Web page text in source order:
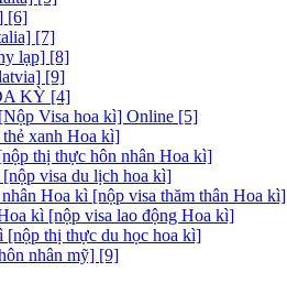
[6]
[7]
lạp] [8]
[9]
KỲ [4]
Visa hoa kì] Online [5]
xanh Hoa kì]
thị thực hôn nhân Hoa kì]
visa du lịch hoa kì]
Hoa kì [nộp visa thăm thân Hoa kì]
kì [nộp visa lao động Hoa kì]
[nộp thị thực du học hoa kì]
nhân mỹ] [9]